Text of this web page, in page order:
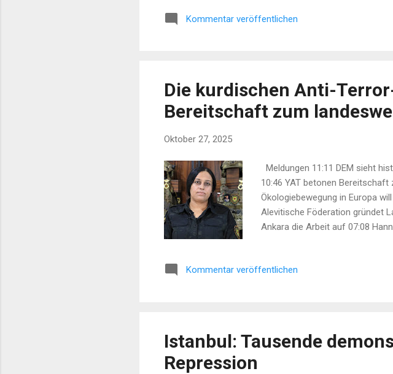
Rückzug kurdischer Guer...
Kommentar veröffentlichen
Die kurdischen Anti-
Bereitschaft zum
Oktober 27, 2025
Meldungen 11:11 DEM sieht
10:46 YAT betonen
Ökologiebewegung in Europa
Alevitische Föderation gründet
Ankara die Arbeit auf 07:08
KON-MED begrüßt Rückzug...
Kommentar veröffentlichen
Istanbul: Tausende
Repression